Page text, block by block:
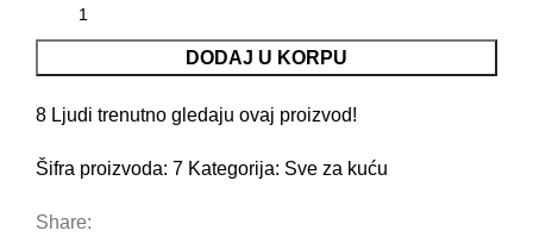
DODAJ U KORPU
8 Ljudi trenutno gledaju ovaj proizvod!
Šifra proizvoda: 7 Kategorija: Sve za kuću
Share: